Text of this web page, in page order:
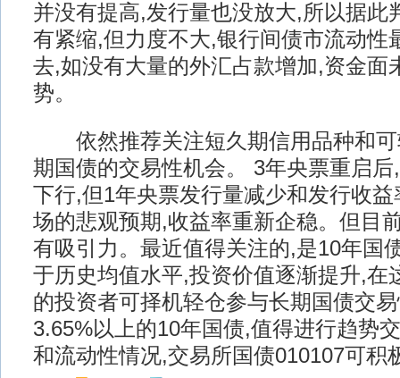
并没有提高,发行量也没放大,所以据此
有紧缩,但力度不大,银行间债市流动性
去,如没有大量的外汇占款增加,资金面
势。
依然推荐关注短久期信用品种和可
期国债的交易性机会。 3年央票重启
下行,但1年央票发行量减少和发行收
场的悲观预期,收益率重新企稳。但目
有吸引力。最近值得关注的,是10年国
于历史均值水平,投资价值逐渐提升,在
的投资者可择机轻仓参与长期国债交
3.65%以上的10年国债,值得进行趋势
和流动性情况,交易所国债010107